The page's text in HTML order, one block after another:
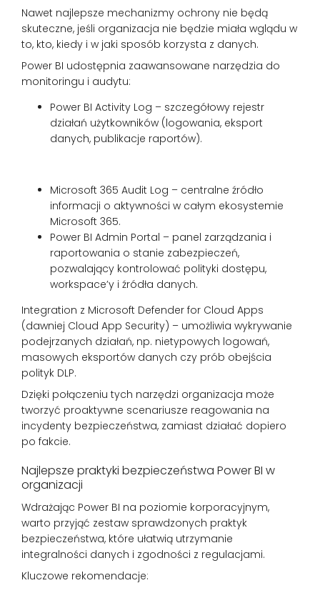
Nawet najlepsze mechanizmy ochrony nie będą
skuteczne, jeśli organizacja nie będzie miała wglądu w
to, kto, kiedy i w jaki sposób korzysta z danych.
Power BI udostępnia zaawansowane narzędzia do
monitoringu i audytu:
Power BI Activity Log – szczegółowy rejestr
działań użytkowników (logowania, eksport
danych, publikacje raportów).
Microsoft 365 Audit Log – centralne źródło
informacji o aktywności w całym ekosystemie
Microsoft 365.
Power BI Admin Portal – panel zarządzania i
raportowania o stanie zabezpieczeń,
pozwalający kontrolować polityki dostępu,
workspace’y i źródła danych.
Integration z Microsoft Defender for Cloud Apps
(dawniej Cloud App Security) – umożliwia wykrywanie
podejrzanych działań, np. nietypowych logowań,
masowych eksportów danych czy prób obejścia
polityk DLP.
Dzięki połączeniu tych narzędzi organizacja może
tworzyć proaktywne scenariusze reagowania na
incydenty bezpieczeństwa, zamiast działać dopiero
po fakcie.
Najlepsze praktyki bezpieczeństwa Power BI w
organizacji
Wdrażając Power BI na poziomie korporacyjnym,
warto przyjąć zestaw sprawdzonych praktyk
bezpieczeństwa, które ułatwią utrzymanie
integralności danych i zgodności z regulacjami.
Kluczowe rekomendacje: